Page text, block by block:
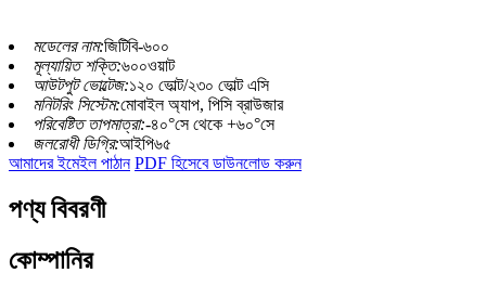
মডেলের নাম:জিটিবি-৬০০
মূল্যায়িত শক্তি:৬০০ওয়াট
আউটপুট ভোল্টেজ:১২০ ভোল্ট/২৩০ ভোল্ট এসি
মনিটরিং সিস্টেম:মোবাইল অ্যাপ, পিসি ব্রাউজার
পরিবেষ্টিত তাপমাত্রা:-৪০°সে থেকে +৬০°সে
জলরোধী ডিগ্রি:আইপি৬৫
আমাদের ইমেইল পাঠান PDF হিসেবে ডাউনলোড করুন
পণ্য বিবরণী
কোম্পানির